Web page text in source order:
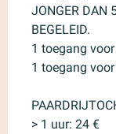
JONGER DAN
BEGELEID.
1 toegang
1 toegang
> 1 uur: 24 €